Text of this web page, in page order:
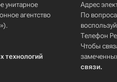
унитарное
агентство
технологий
Адрес
По
Телефон
Чтобы
связи.